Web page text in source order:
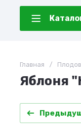
Главная /
Яблоня